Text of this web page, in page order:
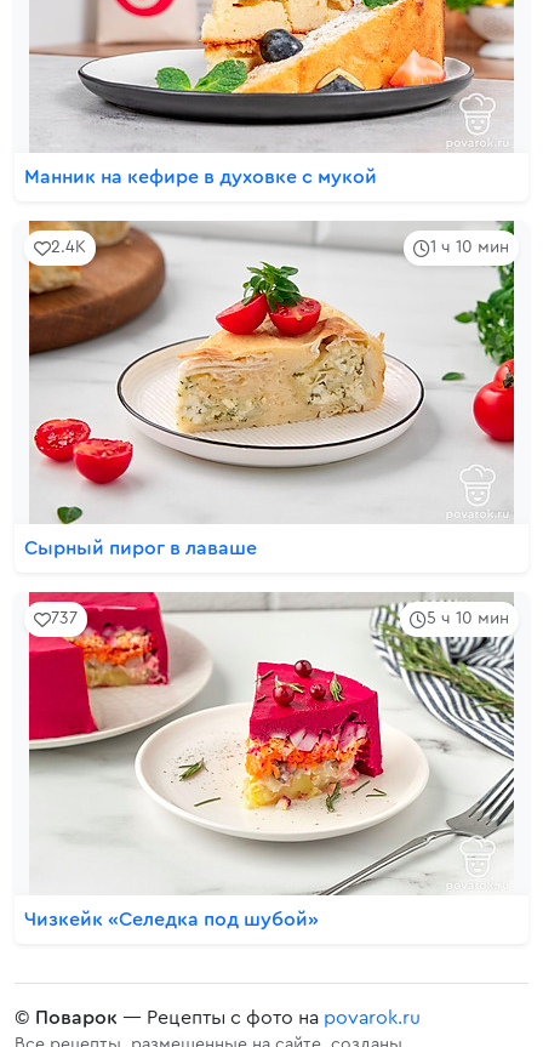
Манник на кефире в духовке с мукой
1 ч 10 мин
2.4K
Сырный пирог в лаваше
5 ч 10 мин
737
Чизкейк «Селедка под шубой»
© Поварок — Рецепты с фото на povarok.ru